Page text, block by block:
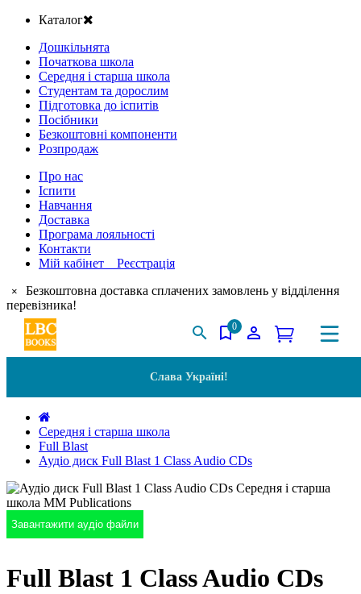
Каталог
Дошкільнята
Початкова школа
Середня і старша школа
Студентам та дорослим
Підготовка до іспитів
Посібники
Безкоштовні компоненти
Розпродаж
Про нас
Іспити
Навчання
Доставка
Програма лояльності
Контакти
Мій кабінет Реєстрація
×
Безкоштовна доставка сплачених замовлень у відділення
перевізника!
0
Слава Україні!
Середня і старша школа
Full Blast
Аудіо диск Full Blast 1 Class Audio CDs
Завантажити аудіо файли
Full Blast 1 Class Audio CDs